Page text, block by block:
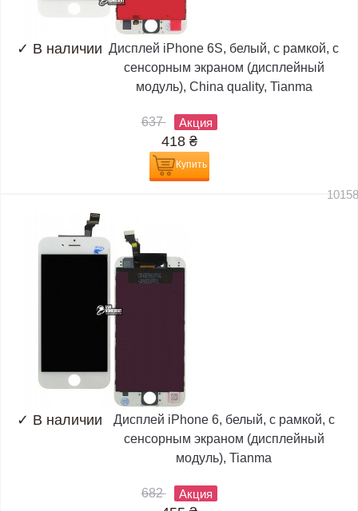
✓ В наличии Дисплей iPhone 6S, белый, с рамкой, с
сенсорным экраном (дисплейный
модуль), China quality, Tianma
637 Акция
418 ₴
Купить
✓ В наличии
Дисплей iPhone 6, белый, с рамкой, с
сенсорным экраном (дисплейный
модуль), Tianma
682 Акция